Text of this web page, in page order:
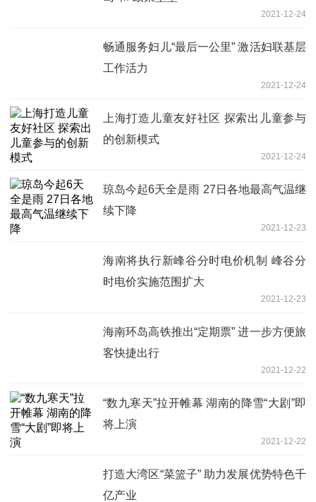
2021-12-24
畅通服务妇儿“最后一公里” 激活妇联基层
工作活力
2021-12-24
上海打造儿童友好社区 探索出儿童参与
的创新模式
2021-12-24
琼岛今起6天全是雨 27日各地最高气温继
续下降
2021-12-23
海南将执行新峰谷分时电价机制 峰谷分
时电价实施范围扩大
2021-12-23
海南环岛高铁推出“定期票” 进一步方便旅
客快捷出行
2021-12-22
“数九寒天”拉开帷幕 湖南的降雪“大剧”即
将上演
2021-12-22
打造大湾区“菜篮子” 助力发展优势特色千
亿产业